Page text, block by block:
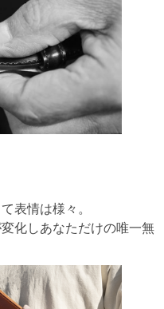
表情は様々。
化しあなただけの唯一無